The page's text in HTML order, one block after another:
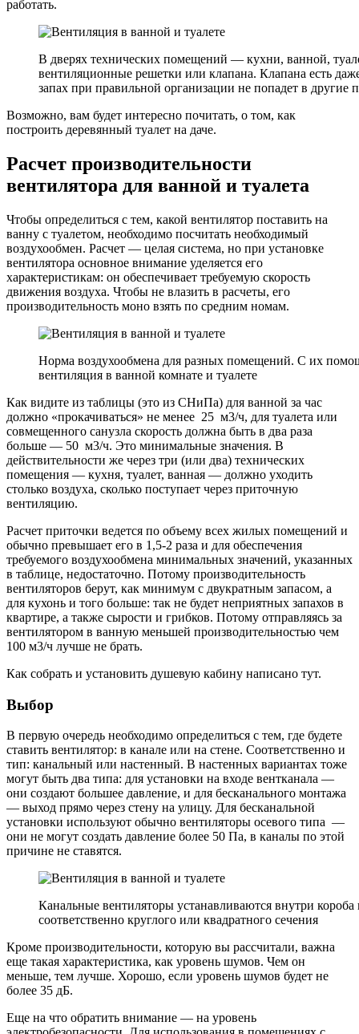
работать.
В дверях технических помещений — кухни, ванной,
вентиляционные решетки или клапана. Клапана есть
запах при правильной организации не попадет в другие
Возможно, вам будет интересно почитать, о том, как
построить деревянный туалет на даче.
Расчет производительности
вентилятора для ванной и туалета
Чтобы определиться с тем, какой вентилятор поставить на
ванну с туалетом, необходимо посчитать необходимый
воздухообмен. Расчет — целая система, но при установке
вентилятора основное внимание уделяется его
характеристикам: он обеспечивает требуемую скорость
движения воздуха. Чтобы не влазить в расчеты, его
производительность моно взять по средним номам.
Норма воздухообмена для разных помещений. С их
вентиляция в ванной комнате и туалете
Как видите из таблицы (это из СНиПа) для ванной за час
должно «прокачиваться» не менее 25 м3/ч, для туалета или
совмещенного санузла скорость должна быть в два раза
больше — 50 м3/ч. Это минимальные значения. В
действительности же через три (или два) технических
помещения — кухня, туалет, ванная — должно уходить
столько воздуха, сколько поступает через приточную
вентиляцию.
Расчет приточки ведется по объему всех жилых помещений и
обычно превышает его в 1,5-2 раза и для обеспечения
требуемого воздухообмена минимальных значений, указанных
в таблице, недостаточно. Потому производительность
вентиляторов берут, как минимум с двукратным запасом, а
для кухонь и того больше: так не будет неприятных запахов в
квартире, а также сырости и грибков. Потому отправляясь за
вентилятором в ванную меньшей производительностью чем
100 м3/ч лучше не брать.
Как собрать и установить душевую кабину написано тут.
Выбор
В первую очередь необходимо определиться с тем, где будете
ставить вентилятор: в канале или на стене. Соответственно и
тип: канальный или настенный. В настенных вариантах тоже
могут быть два типа: для установки на входе вентканала —
они создают большее давление, и для бесканального монтажа
— выход прямо через стену на улицу. Для бесканальной
установки используют обычно вентиляторы осевого типа —
они не могут создать давление более 50 Па, в каналы по этой
причине не ставятся.
Канальные вентиляторы устанавливаются внутри
соответственно круглого или квадратного сечения
Кроме производительности, которую вы рассчитали, важна
еще такая характеристика, как уровень шумов. Чем он
меньше, тем лучше. Хорошо, если уровень шумов будет не
более 35 дБ.
Еще на что обратить внимание — на уровень